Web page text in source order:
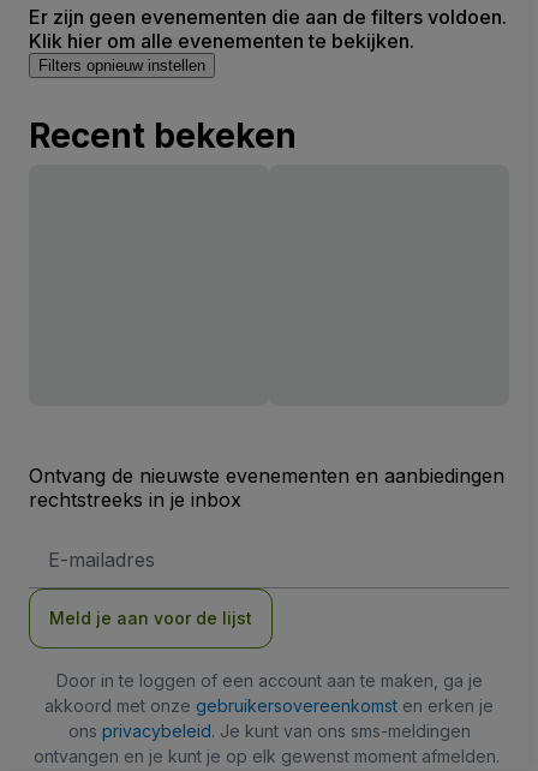
Er zijn geen evenementen die aan de filters voldoen.
Klik hier om alle evenementen te bekijken.
Filters opnieuw instellen
Recent bekeken
Ontvang de nieuwste evenementen en aanbiedingen
rechtstreeks in je inbox
mailadres
Meld je aan voor de lijst
Door in te loggen of een account aan te maken, ga je
akkoord met onze gebruikersovereenkomst en erken je
ons privacybeleid. Je kunt van ons sms-meldingen
ontvangen en je kunt je op elk gewenst moment afmelden.